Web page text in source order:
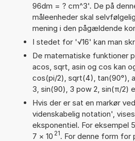
96dm = ? cm^3'. De på
måleenheder skal
mening i den pågældende
I stedet for '√16' kan man
De matematiske funktioner
acos, sqrt, asin og cos kan
cos(pi/2), sqrt(4), tan(90°),
3, sin(90), 3 pow 2, sin(π/2)
Hvis der er sat en markør
videnskabelig notation',
eksponentiel. For eksempel
7 × 10 21. For denne form